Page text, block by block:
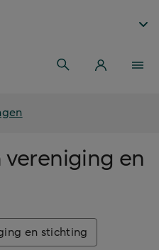
vereniging en
en stichting